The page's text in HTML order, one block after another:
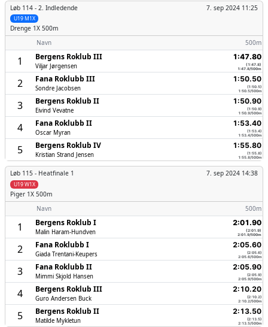
Løb 114 - 2. Indledende 7. sep 2024 11:25
U19 M1X
Drenge 1X 500m
Navn
500m
1 Bergens Roklub III
Viljar Jørgensen
1:47.80
(1:47.8)
1:47.8/500m
2 Fana Roklubb III
Sondre Jacobsen
1:50.50
(1:50.5)
1:50.5/500m
3 Bergens Roklub II
Eivind Vevatne
1:50.90
(1:50.9)
1:50.9/500m
4 Fana Roklubb II
Oscar Myran
1:53.40
(1:53.4)
1:53.4/500m
5 Bergens Roklub IV
Kristian Strand Jensen
1:55.80
(1:55.8)
1:55.8/500m
Løb 115 - Heatfinale 1 7. sep 2024 14:38
U19 W1X
Piger 1X 500m
Navn
500m
1 Bergens Roklub I
Malin Haram-Hundven
2:01.90
(2:01.9)
2:01.9/500m
2 Fana Roklubb I
Giada Trentani-Keupers
2:05.60
(2:05.6)
2:05.6/500m
3 Fana Roklubb II
Mimmi Skjold Hansen
2:05.90
(2:05.9)
2:05.9/500m
4 Bergens Roklub III
Guro Andersen Buck
2:10.20
(2:10.2)
2:10.2/500m
5 Bergens Roklub II
Matilde Mykletun
2:13.50
(2:13.5)
2:13.5/500m